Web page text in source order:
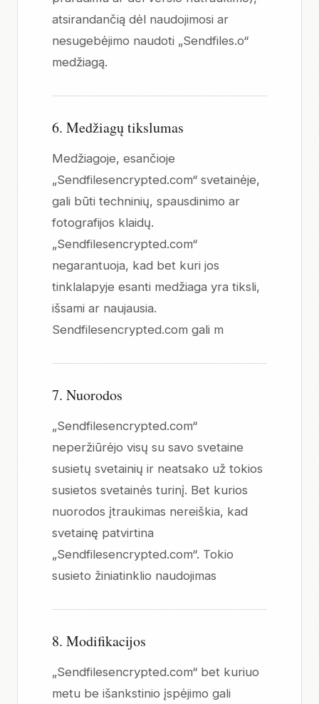
atsirandančią dėl naudojimosi ar
nesugebėjimo naudoti „Sendfiles.o“
medžiagą.
6. Medžiagų tikslumas
Medžiagoje, esančioje
„Sendfilesencrypted.com“ svetainėje,
gali būti techninių, spausdinimo ar
fotografijos klaidų.
„Sendfilesencrypted.com“
negarantuoja, kad bet kuri jos
tinklalapyje esanti medžiaga yra tiksli,
išsami ar naujausia.
Sendfilesencrypted.com gali m
7. Nuorodos
„Sendfilesencrypted.com“
neperžiūrėjo visų su savo svetaine
susietų svetainių ir neatsako už tokios
susietos svetainės turinį. Bet kurios
nuorodos įtraukimas nereiškia, kad
svetainę patvirtina
„Sendfilesencrypted.com“. Tokio
susieto žiniatinklio naudojimas
8. Modifikacijos
„Sendfilesencrypted.com“ bet kuriuo
metu be išankstinio įspėjimo gali